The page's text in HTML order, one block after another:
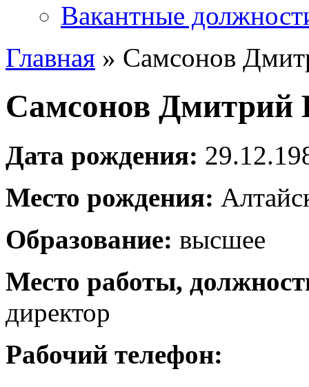
Вакантные
Главная » Самсонов
Самсонов Дмитрий
Дата рождения:
Место рождения:
Образование: высшее
Место работы,
директор
Рабочий телефон: